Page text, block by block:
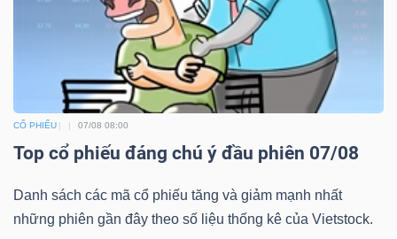
CỔ PHIẾU 07/08 08:00
Top cổ phiếu đáng chú ý đầu phiên 07/08
Danh sách các mã cổ phiếu tăng và giảm mạnh nhất
những phiên gần đây theo số liệu thống kê của Vietstock.